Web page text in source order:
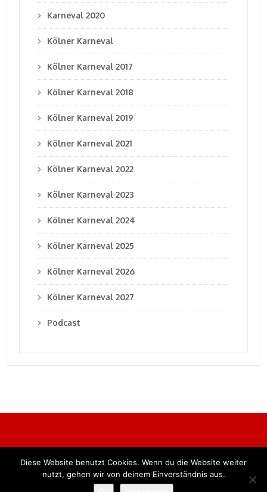
Karneval 2020
Kölner Karneval
Kölner Karneval 2017
Kölner Karneval 2018
Kölner Karneval 2019
Kölner Karneval 2021
Kölner Karneval 2022
Kölner Karneval 2023
Kölner Karneval 2024
Kölner Karneval 2025
Kölner Karneval 2026
Kölner Karneval 2027
Podcast
Alle Rechte vorbehalten. BKB Verlag GmbH
Diese Website benutzt Cookies. Wenn du die Website weiter
nutzt, gehen wir von deinem Einverständnis aus.